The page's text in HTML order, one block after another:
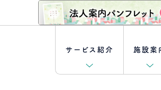
サービス紹介 施設案